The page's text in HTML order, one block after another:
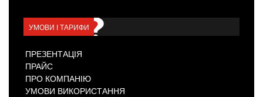
УМОВИ І ТАРИФИ
ПРЕЗЕНТАЦІЯ
ПРАЙС
ПРО КОМПАНІЮ
УМОВИ ВИКОРИСТАННЯ